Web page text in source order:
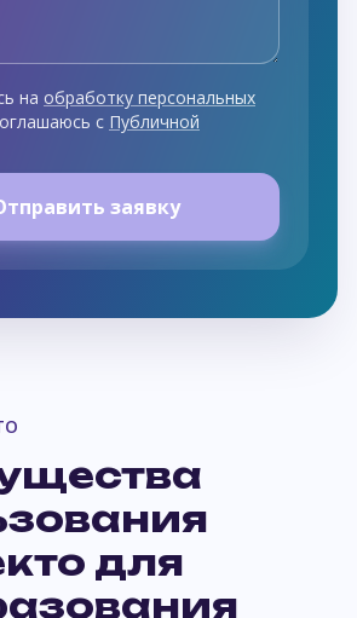
на обработку персональных
с Публичной
заявку
для